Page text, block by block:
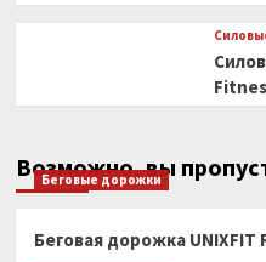
Возможно, вы
Беговые дорожки
Беговая дорожка UNIXFIT